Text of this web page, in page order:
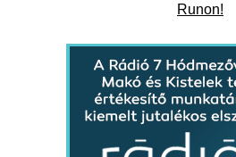
Runon!